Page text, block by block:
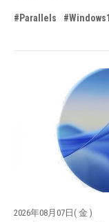
#Parallels
2026年08月07日( 金 )